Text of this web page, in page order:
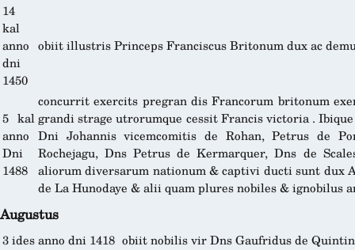
14
kal
anno
dni
1450
obiit illustris Princeps Franciscus Britonum dux ac
5 kal
anno
Dni
1488
concurrit exercits pregran dis Francorum britonum
grandi strage utrorumque cessit Francis victoria .
Dni Johannis vicemcomitis de Rohan, Petrus de
Rochejagu, Dns Petrus de Kermarquer, Dns de
aliorum diversarum nationum & captivi ducti sunt dux
de La Hunodaye & alii quam plures nobiles & ignobilus
Augustus
3 ides anno dni 1418 obiit nobilis vir Dns Gaufridus de Quintin